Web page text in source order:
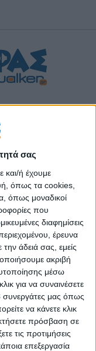
σας
και/ή έχουμε
όπως τα cookies,
όπως μοναδικοί
που
διαφημίσεις
έρευνα
την άδειά σας, εμείς
ακριβή
μέσω
για να συναινέσετε
συνεργάτες μας όπως
να κάνετε κλικ
πρόσβαση σε
τις προτιμήσεις
επεξεργασία